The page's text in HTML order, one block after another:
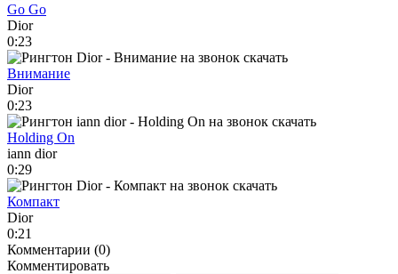
Go Go
Dior
0:23
Внимание
Dior
0:23
Holding On
iann dior
0:29
Компакт
Dior
0:21
Комментарии (0)
Комментировать